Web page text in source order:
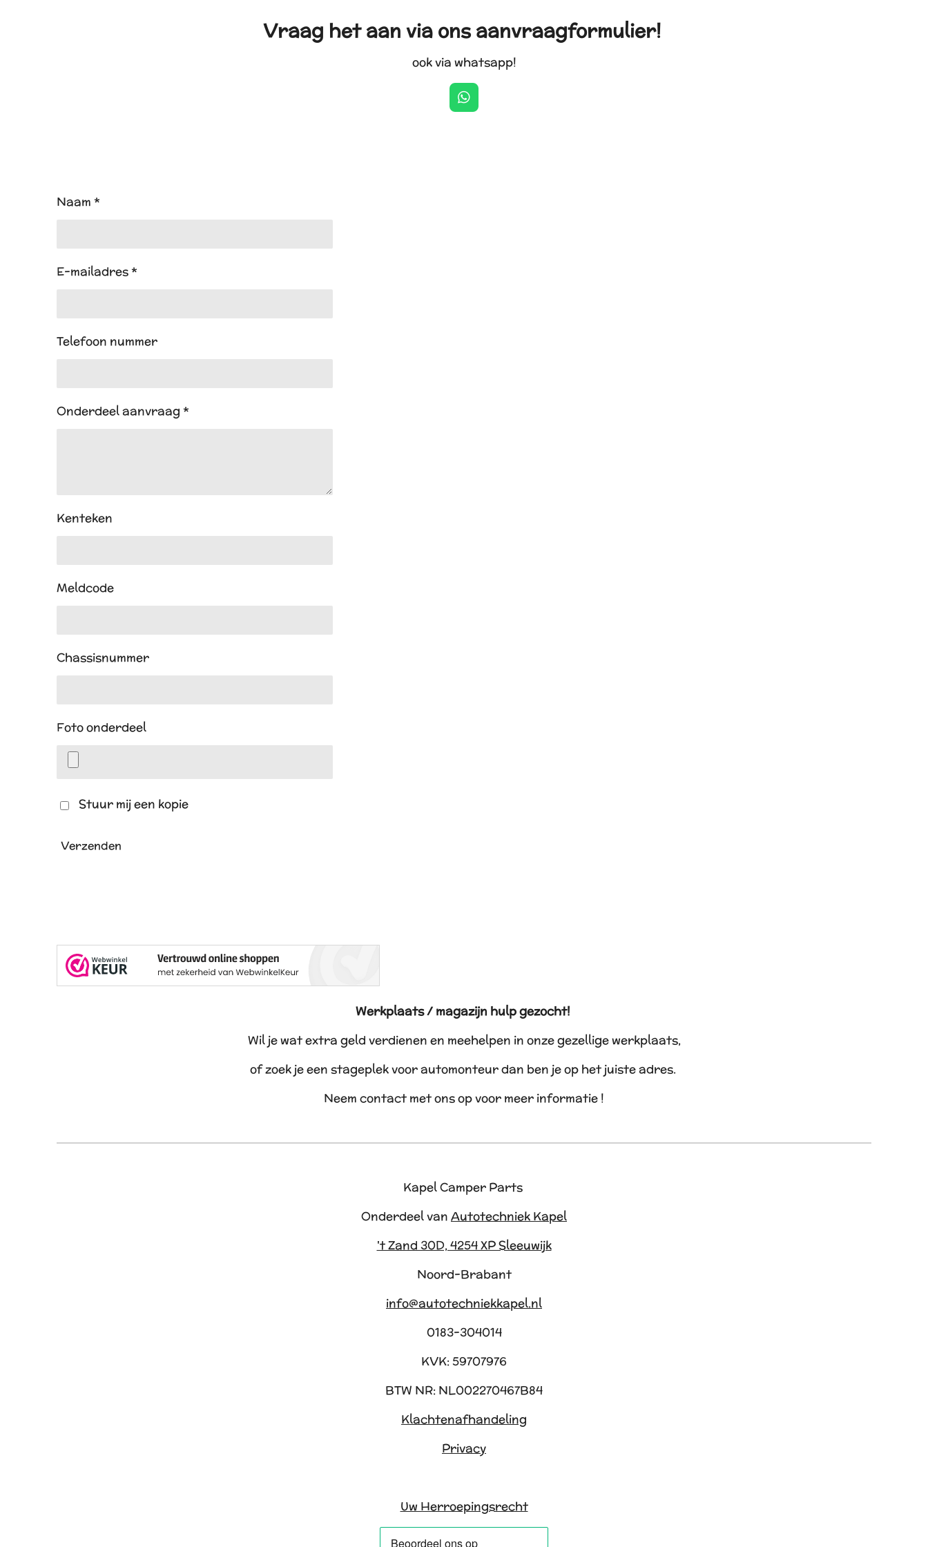
Vraag het aan via ons aanvraagformulier!
ook via whatsapp!
W
h
Naam *
E-mailadres *
Telefoon nummer
Onderdeel aanvraag *
Kenteken
Meldcode
Chassisnummer
Foto onderdeel
Stuur mij een kopie
Verzenden
Werkplaats / magazijn hulp gezocht!
Wil je wat extra geld verdienen en meehelpen in onze gezellige werkplaats,
of zoek je een stageplek voor automonteur dan ben je op het juiste adres.
Neem contact met ons op voor meer informatie !
Kapel Camper Parts
Onderdeel van Autotechniek Kapel
't Zand 30D, 4254 XP Sleeuwijk
Noord-Brabant
info@autotechniekkapel.nl
0183-304014
KVK: 59707976
BTW NR: NL002270467B84
Klachtenafhandeling
Privacy
Uw Herroepingsrecht